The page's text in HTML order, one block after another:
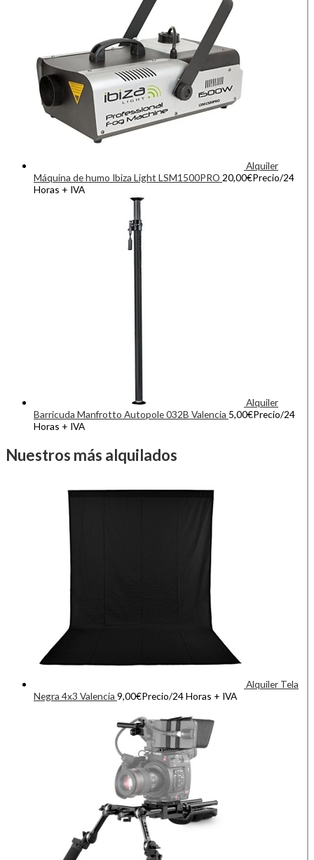
Alquiler
Máquina de humo Ibiza Light LSM1500PRO 20,00€Precio/24
Horas + IVA
Alquiler
Barricuda Manfrotto Autopole 032B Valencia 5,00€Precio/24
Horas + IVA
Nuestros más alquilados
Alquiler Tela
Negra 4x3 Valencia 9,00€Precio/24 Horas + IVA